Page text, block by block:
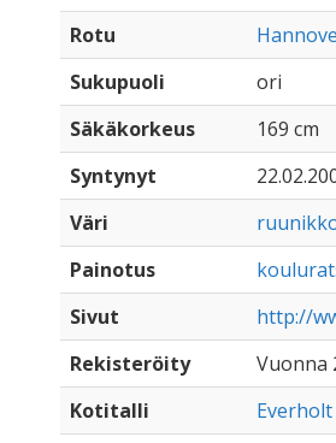
Rotu
Sukupuoli
ori
Säkäkorkeus
169 cm
Syntynyt
Väri
Painotus
Sivut
http://
Rekisteröity
Vuonna
Kotitalli